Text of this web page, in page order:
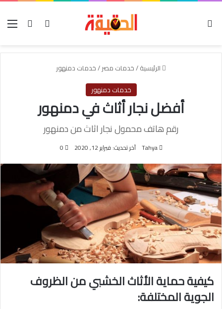
بحث عنتسجيل
الرئيسية/خدمات مصر/خدمات دمنهور
خدمات دمنهور
أفضل نجار أثاث في دمنهور
رقم هاتف محمول نجار اثاث من دمنهور
Tahya آخر تحديث: فبراير 12, 2020 0
كيفية حماية الأثاث الخشبي من الظروف
الجوية المختلفة: